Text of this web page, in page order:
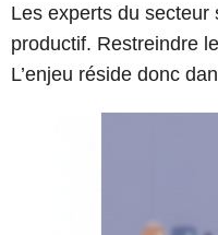
Les experts du secteur
productif. Restreindre
L’enjeu réside donc